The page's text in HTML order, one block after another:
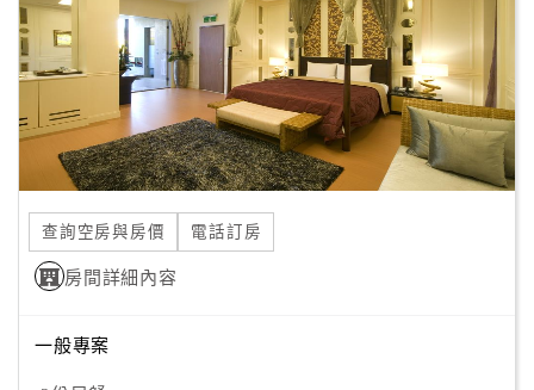
上
服
查
詢
Q&A
查詢空房與房價 電話訂房
房間詳細內容
一般專案